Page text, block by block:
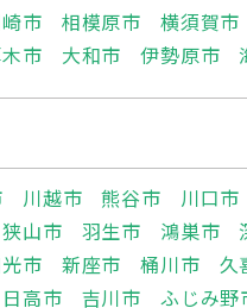
市 相模原市 横須賀市
市 大和市 伊勢原市
川越市 熊谷市 川口市
狭山市 羽生市 鴻巣市
市 新座市 桶川市 久
日高市 吉川市 ふじみ野